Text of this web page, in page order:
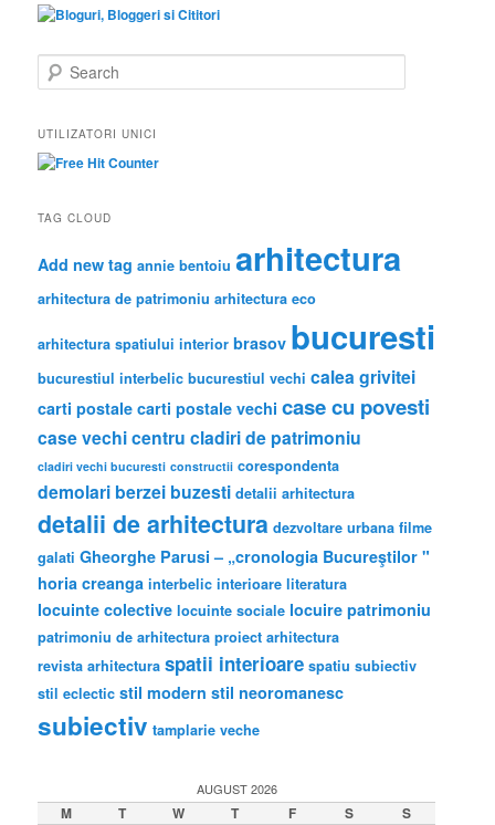
e
r
c
h
UTILIZATORI UNICI
TAG CLOUD
Add new tag annie bentoiu arhitectura
arhitectura de patrimoniu arhitectura eco
arhitectura spatiului interior brasov bucuresti
bucurestiul interbelic bucurestiul vechi calea grivitei
carti postale carti postale vechi case cu povesti
case vechicentru cladiri de patrimoniu
cladiri vechi bucuresti constructii corespondenta
demolari berzei buzesti detalii arhitectura
detalii de arhitectura dezvoltare urbana filme
galati Gheorghe Parusi – „cronologia Bucureştilor "
horia creanga interbelic interioare literatura
locuinte colective locuinte sociale locuire patrimoniu
patrimoniu de arhitectura proiect arhitectura
revista arhitectura spatii interioare spatiu subiectiv
stil eclectic stil modern stil neoromanesc
subiectiv tamplarie veche
AUGUST 2026
M T W T F S S